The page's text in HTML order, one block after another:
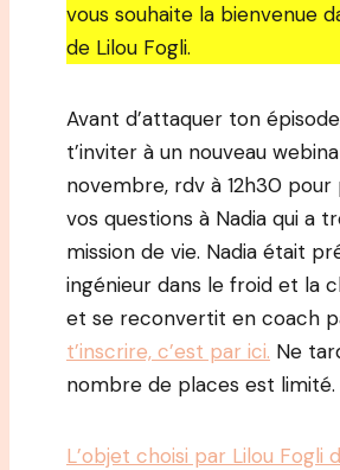
vous souhaite la bienvenue
de Lilou Fogli.
Avant d’attaquer ton
t’inviter à un nouveau
novembre, rdv à 12h30
vos questions à Nadia qui a
mission de vie. Nadia était
ingénieur dans le froid et la
et se reconvertit en coach
t’inscrire, c’est par ici. Ne
nombre de places est limité.
L’objet choisi par Lilou Fogli